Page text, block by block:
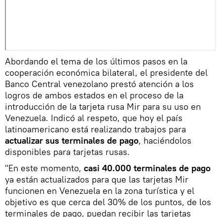
Abordando el tema de los últimos pasos en la
cooperación económica bilateral, el presidente del
Banco Central venezolano prestó atención a los
logros de ambos estados en el proceso de la
introducción de la tarjeta rusa Mir para su uso en
Venezuela. Indicó al respeto, que hoy el país
latinoamericano está realizando trabajos para
actualizar sus terminales de pago, haciéndolos
disponibles para tarjetas rusas.
"En este momento, casi 40.000 terminales de pago
ya están actualizados para que las tarjetas Mir
funcionen en Venezuela en la zona turística y el
objetivo es que cerca del 30% de los puntos, de los
terminales de pago, puedan recibir las tarjetas